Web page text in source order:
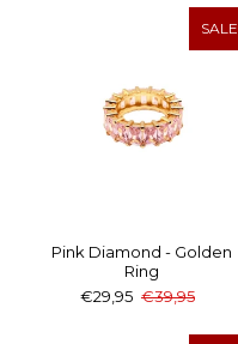
SALE
Pink Diamond - Golden
Ring
€29,95 €39,95